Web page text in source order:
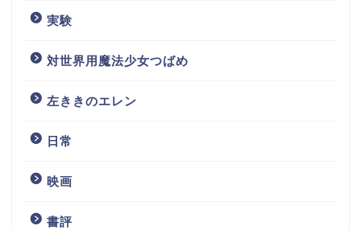
実験
対世界用魔法少女つばめ
左ききのエレン
日常
映画
書評